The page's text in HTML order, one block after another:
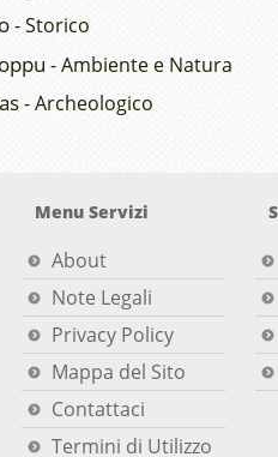
- Storico
- Ambiente e Natura
- Archeologico
Menu Servizi
About
Note Legali
Privacy Policy
Mappa del Sito
Contattaci
Termini di Utilizzo